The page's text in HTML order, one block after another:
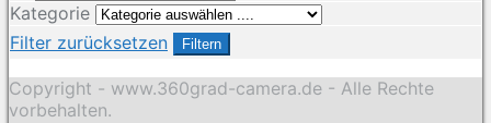
Kategorie
Filter zurücksetzen
Filtern
Copyright - www.360grad-camera.de - Alle Rechte
vorbehalten.